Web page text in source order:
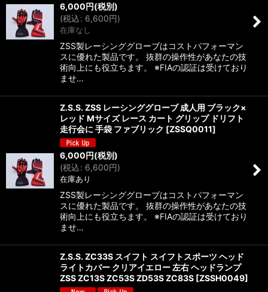
6,000 円(税別)
(税込: 6,600円)
在庫なし
ZSS製レーシンググローブはコストパフォーマン
スに優れた製品です。 抜群の操作性があなたの技
術向上にも役立ちます。 ※FIAの認証は受けており
ませ…
Z.S.S. ZSS レーシンググローブ 成人用 ブラック×
レッド Mサイズ レース カート グリップ ドリフト
走行会に 手袋 ファブリック [ZSSQ0011]
6,000円(税別)
(税込: 6,600円)
在庫あり
ZSS製レーシンググローブはコストパフォーマン
スに優れた製品です。 抜群の操作性があなたの技
術向上にも役立ちます。 ※FIAの認証は受けており
ませ…
Z.S.S. ZC33S スイフト スイフトスポーツ ヘッド
ライトカバー クリアイエロー 左右 ヘッドランプ
ZSS ZC13S ZC53S ZD53S ZC83S [ZSSH0049]